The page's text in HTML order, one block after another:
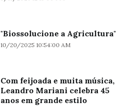
"Biossolucione a Agricultura"
10/20/2025 10:54:00 AM
Com feijoada e muita música,
Leandro Mariani celebra 45
anos em grande estilo